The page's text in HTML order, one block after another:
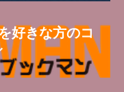
好きな方のコ